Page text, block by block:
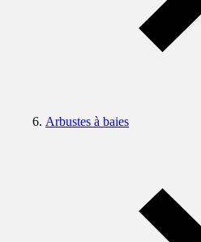
Arbustes à baies